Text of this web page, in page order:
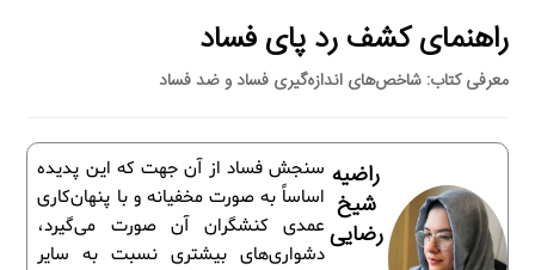
راهنمای کشف رد پای فساد
معرفی کتاب: شاخص‌های اندازه‌گیری فساد و ضد فساد
سنجش فساد از آن جهت که این پدیده
اساساً به صورت مخفیانه و با پنهان‌کاری
عمدی کنشگران آن صورت می‌گیرد،
دشواری‌های بیشتری نسبت به سایر
راضیه
شیخ
رضایی